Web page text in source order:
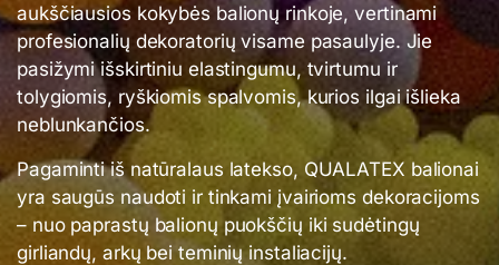
aukščiausios kokybės balionų rinkoje, vertinami
profesionalių dekoratorių visame pasaulyje. Jie
pasižymi išskirtiniu elastingumu, tvirtumu ir
tolygiomis, ryškiomis spalvomis, kurios ilgai išlieka
neblunkančios.
Pagaminti iš natūralaus latekso, QUALATEX balionai
yra saugūs naudoti ir tinkami įvairioms dekoracijoms
– nuo paprastų balionų puokščių iki sudėtingų
girliandų, arkų bei teminių instaliacijų.